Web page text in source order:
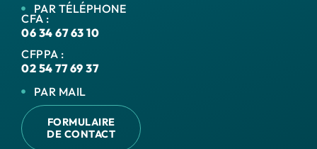
PAR TÉLÉPHONE
CFA :
06 34 67 63 10
CFPPA :
02 54 77 69 37
PAR MAIL
FORMULAIRE
DE CONTACT